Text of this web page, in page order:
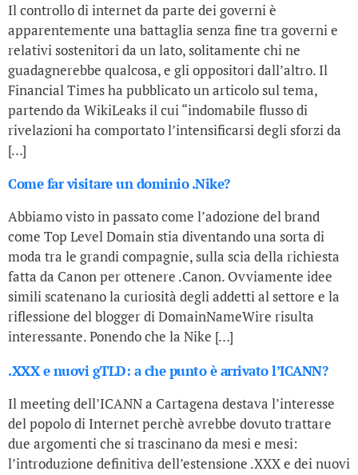
Il controllo di internet da parte dei governi è
apparentemente una battaglia senza fine tra governi e
relativi sostenitori da un lato, solitamente chi ne
guadagnerebbe qualcosa, e gli oppositori dall’altro. Il
Financial Times ha pubblicato un articolo sul tema,
partendo da WikiLeaks il cui “indomabile flusso di
rivelazioni ha comportato l’intensificarsi degli sforzi da
[…]
Come far visitare un dominio .Nike?
Abbiamo visto in passato come l’adozione del brand
come Top Level Domain stia diventando una sorta di
moda tra le grandi compagnie, sulla scia della richiesta
fatta da Canon per ottenere .Canon. Ovviamente idee
simili scatenano la curiosità degli addetti al settore e la
riflessione del blogger di DomainNameWire risulta
interessante. Ponendo che la Nike […]
.XXX e nuovi gTLD: a che punto è arrivato l’ICANN?
Il meeting dell’ICANN a Cartagena destava l’interesse
del popolo di Internet perchè avrebbe dovuto trattare
due argomenti che si trascinano da mesi e mesi:
l’introduzione definitiva dell’estensione .XXX e dei nuovi